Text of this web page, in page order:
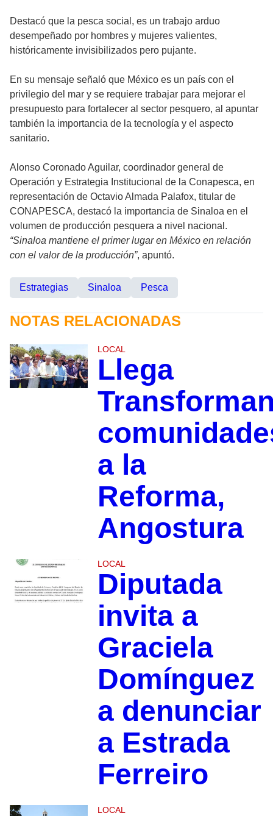
Destacó que la pesca social, es un trabajo arduo
desempeñado por hombres y mujeres valientes,
históricamente invisibilizados pero pujante.
En su mensaje señaló que México es un país con el
privilegio del mar y se requiere trabajar para mejorar el
presupuesto para fortalecer al sector pesquero, al apuntar
también la importancia de la tecnología y el aspecto
sanitario.
Alonso Coronado Aguilar, coordinador general de
Operación y Estrategia Institucional de la Conapesca, en
representación de Octavio Almada Palafox, titular de
CONAPESCA, destacó la importancia de Sinaloa en el
volumen de producción pesquera a nivel nacional.
“Sinaloa mantiene el primer lugar en México en relación
con el valor de la producción”, apuntó.
Estrategias Sinaloa Pesca
NOTAS RELACIONADAS
LOCAL
Llega
a la
Reforma,
Angostura
LOCAL
Diputada
invita a
Graciela
Domínguez
a denunciar
a Estrada
Ferreiro
LOCAL